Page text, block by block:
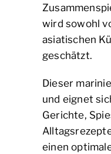
wird sowohl
asiatischen
geschätzt.
Dieser
und eignet
Gerichte,
einen